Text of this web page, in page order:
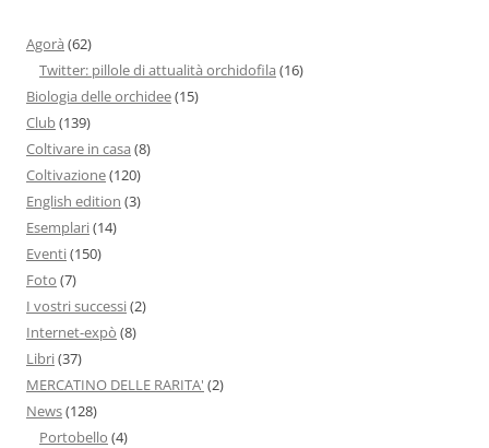
Agorà (62)
Twitter: pillole di attualità orchidofila (16)
Biologia delle orchidee(15)
Club(139)
Coltivare in casa (8)
Coltivazione(120)
English edition (3)
Esemplari(14)
Eventi(150)
Foto (7)
I vostri successi(2)
Internet-expò (8)
Libri(37)
MERCATINO DELLE RARITA' (2)
News(128)
Portobello (4)